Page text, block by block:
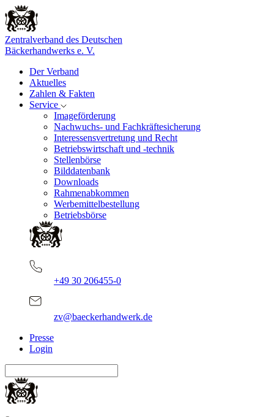
Zentralverband des Deutschen
Bäckerhandwerks e. V.
Der Verband
Aktuelles
Zahlen & Fakten
Service
Imageförderung
Nachwuchs- und Fachkräftesicherung
Interessensvertretung und Recht
Betriebswirtschaft und -technik
Stellenbörse
Bilddatenbank
Downloads
Rahmenabkommen
Werbemittelbestellung
Betriebsbörse
+49 30 206455-0
zv@baeckerhandwerk.de
Presse
Login